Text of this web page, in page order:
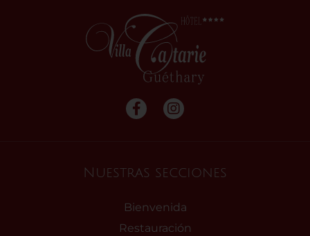
Nuestras secciones
Bienvenida
Restauración